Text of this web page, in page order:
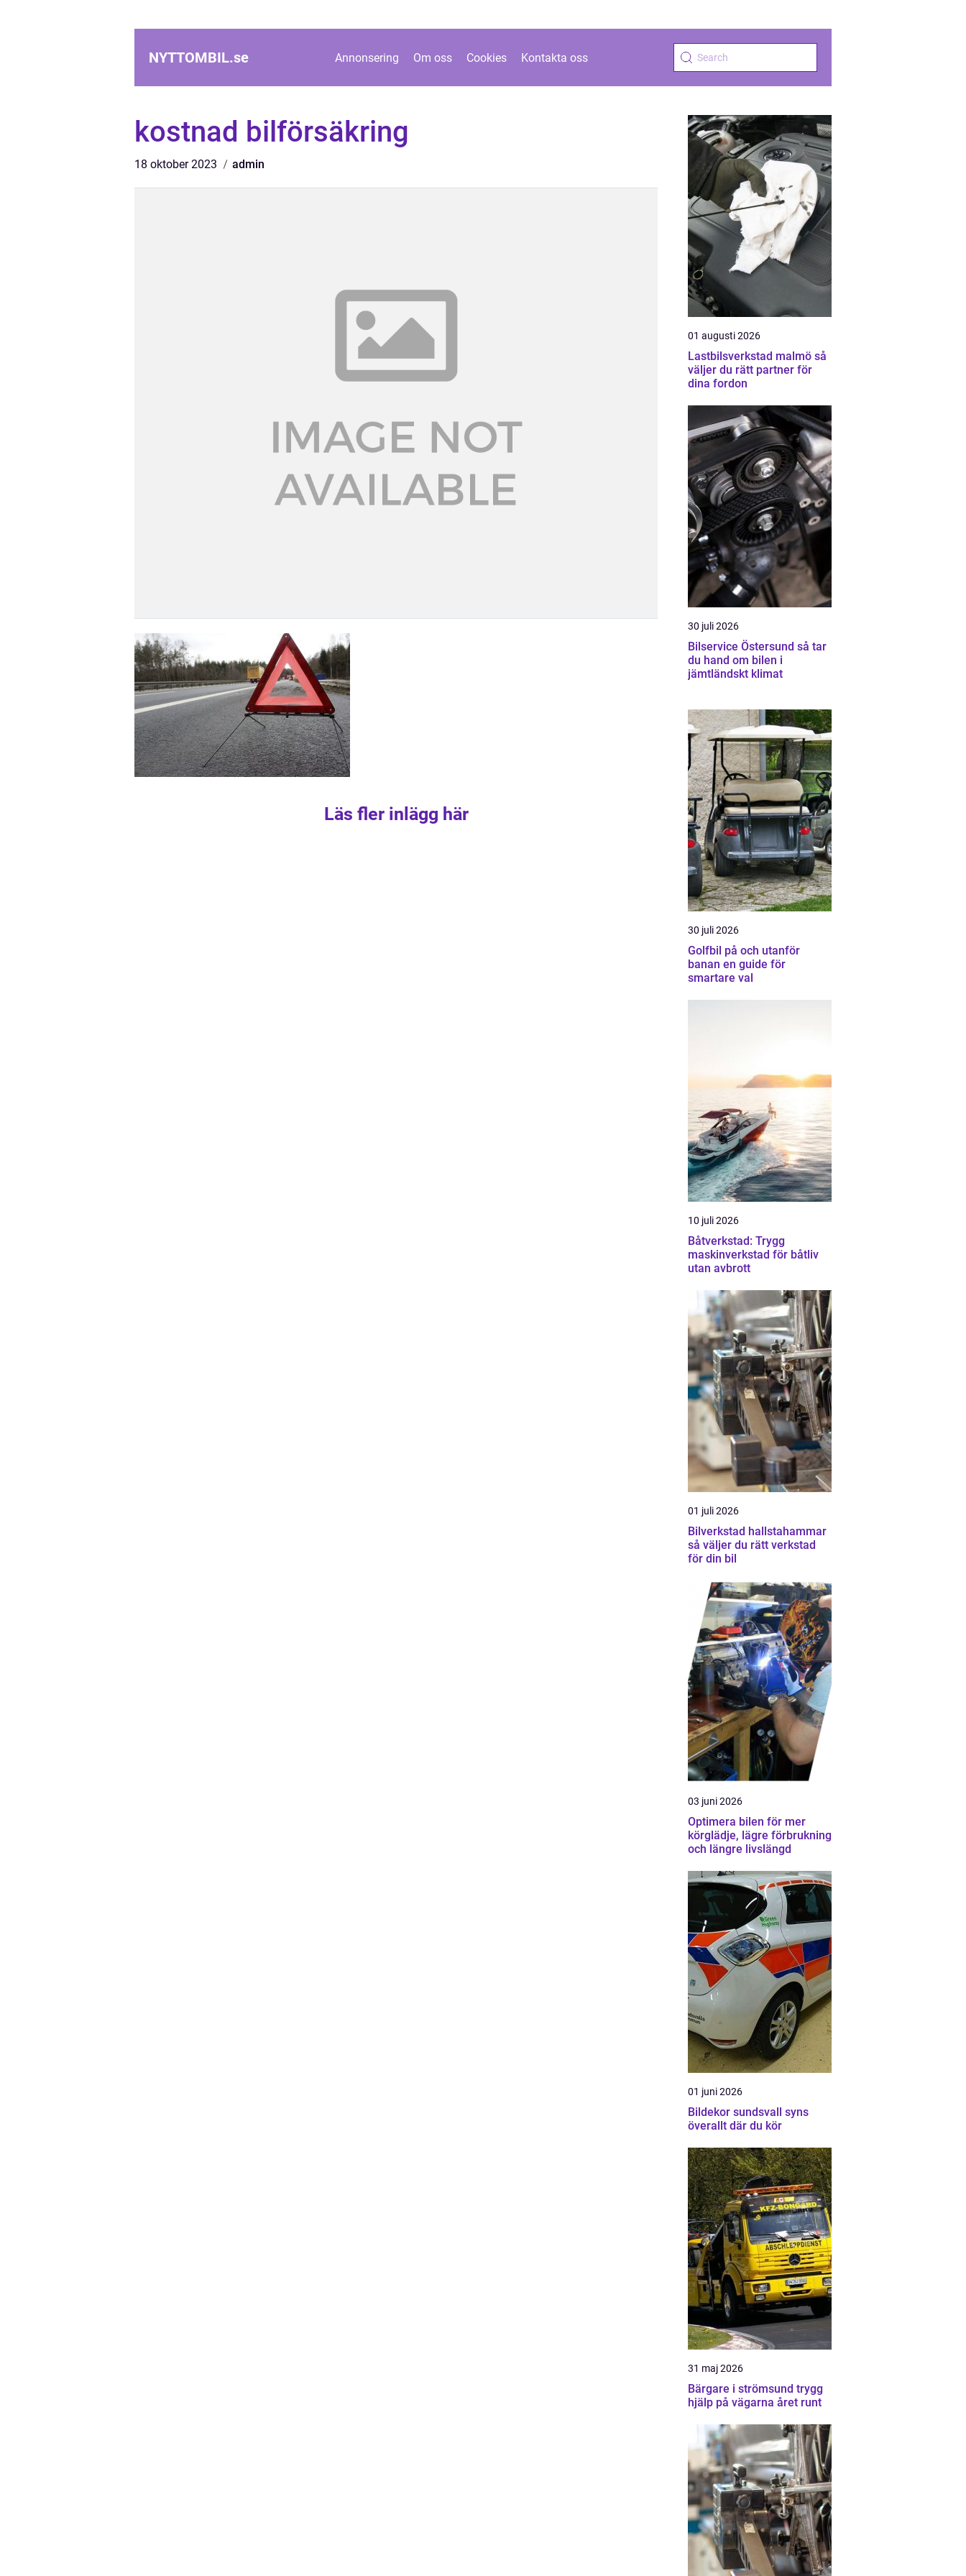
NYTTOMBIL.se Annonsering Om oss Cookies Kontakta oss
kostnad bilförsäkring
18 oktober 2023 admin
Läs fler inlägg här
01 augusti 2026
Lastbilsverkstad malmö så
väljer du rätt partner för
dina fordon
30 juli 2026
Bilservice Östersund så tar
du hand om bilen i
jämtländskt klimat
30 juli 2026
Golfbil på och utanför
banan en guide för
smartare val
10 juli 2026
Båtverkstad: Trygg
maskinverkstad för båtliv
utan avbrott
01 juli 2026
Bilverkstad hallstahammar
så väljer du rätt verkstad
för din bil
03 juni 2026
Optimera bilen för mer
körglädje, lägre förbrukning
och längre livslängd
01 juni 2026
Bildekor sundsvall syns
överallt där du kör
31 maj 2026
Bärgare i strömsund trygg
hjälp på vägarna året runt